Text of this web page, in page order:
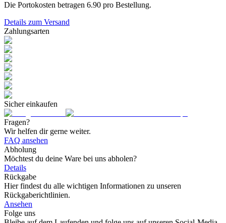
Die Portokosten betragen 6.90 pro Bestellung.
Details zum Versand
Zahlungsarten
Sicher einkaufen
Fragen?
Wir helfen dir gerne weiter.
FAQ ansehen
Abholung
Möchtest du deine Ware bei uns abholen?
Details
Rückgabe
Hier findest du alle wichtigen Informationen zu unseren
Rückgaberichtlinien.
Ansehen
Folge uns